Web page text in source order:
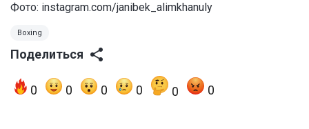
Фото: instagram.com/janibek_alimkhanuly
Boxing
Поделиться
0 0 0 0 0 0